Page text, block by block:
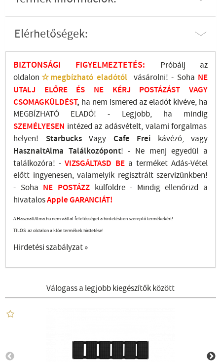
Elérhetőségek:
BIZTONSÁGI FIGYELMEZTETÉS:
Próbálj az
oldalon ☆megbízható eladótól vásárolni! - Soha NE
UTALJ ELŐRE ÉS NE KÉRJ POSTÁZÁST VAGY
CSOMAGKÜLDÉST, ha nem ismered az eladót kivéve, ha
MEGBÍZHATÓ ELADÓ! - Legjobb, ha mindig
SZEMÉLYESEN intézed az adásvételt, valami forgalmas
helyen! StarbucksVagy Cafe Frei kávézó, vagy
HasznaltAlma Találkozópont! - Ne menj egyedül a
találkozóra! - VIZSGÁLTASD BEa terméket Adás-Vétel
előtt ingyenesen, valamelyik regisztrált szervizünkben!
- Soha NE POSTÁZZ külföldre- Mindig ellenőrizd a
hivatalosApple GARANCIÁT!
A HasznaltAlma.hu nem vállal felelősséget a hirdetésben szereplő termékekért!
TILOS az oldalon a klón termékek hirdetése!
Hirdetési szabályzat »
Válogass a legjobb kiegészítők között